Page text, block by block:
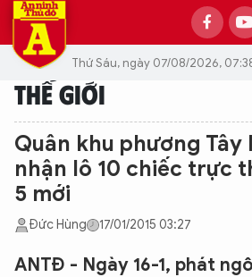
Thứ Sáu, ngày 07/08/2026,
THẾ GIỚI
Quân khu phương Tây
nhận lô 10 chiếc trực
5 mới
Đức Hùng 17/01/2015 03:27
ANTĐ - Ngày 16-1, phát